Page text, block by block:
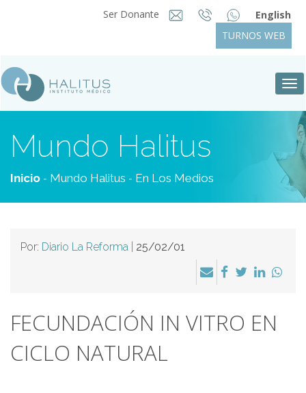
Ser Donante
English
TURNOS WEB
Mundo Halitus
Inicio - Mundo Halitus - En Los Medios
Por: Diario La Reforma | 25/02/01
FECUNDACIÓN IN VITRO EN
CICLO NATURAL